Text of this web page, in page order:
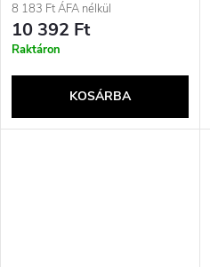
8 183 Ft ÁFA nélkül
10 392 Ft
Raktáron
KOSÁRBA